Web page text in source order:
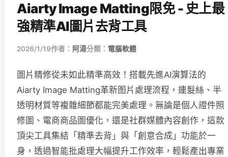
Aiarty Image Matting限免 - 史上最
強精準AI圖片去背工具
2026/1/19作者： 阿湯分類： 電腦軟體
圖片精修從未如此精準高效！搭載先進AI演算法的
Aiarty Image Matting革新图片處理流程，連髮絲、半
透明材質等複雜細節都能完美處理。無論是個人證件照
修圖、電商商品圖優化，還是社群媒體內容創作，這款
頂尖工具集結「精準去背」與「創意合成」功能於一
身，透過智能批處理大幅提升工作效率，輕鬆產出專業